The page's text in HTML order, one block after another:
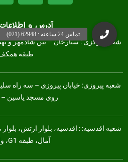
آدرس و
شعبه مرکزی :
طبقه
شعبه پیروزی: خیابان پیروزی – سه راه
روی مسجد یاسین –
شعبه اقدسیه: : اقدسیه، بلوار ارتش،
آمال، طبقه G1، واحد 30